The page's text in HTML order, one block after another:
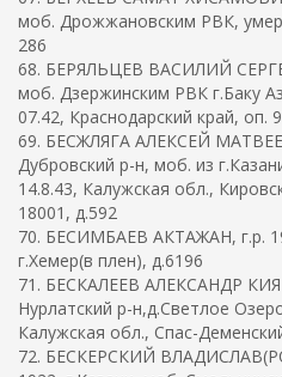
моб. Дрожжановским РВК, умер
286
68. БЕРЯЛЬЦЕВ ВАСИЛИЙ
моб. Дзержинским РВК г.Баку
07.42, Краснодарский край, оп.
69. БЕСЖЛЯГА АЛЕКСЕЙ
Дубровский р-н, моб. из
14.8.43, Калужская обл.,
18001, д.592
70. БЕСИМБАЕВ АКТАЖАН, г.р.
г.Хемер(в плен), д.6196
71. БЕСКАЛЕЕВ АЛЕКСАНДР
Нурлатский р-н,д.Светлое
Калужская обл., Спас-
72. БЕСКЕРСКИЙ